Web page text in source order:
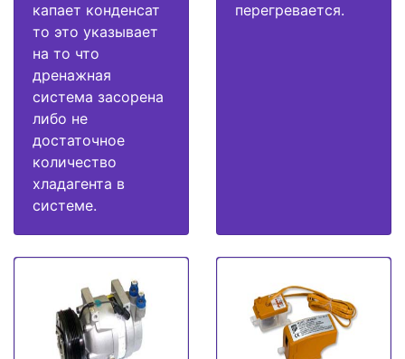
капает конденсат
то это указывает
на то что
дренажная
система засорена
либо не
достаточное
количество
хладагента в
системе.
перегревается.